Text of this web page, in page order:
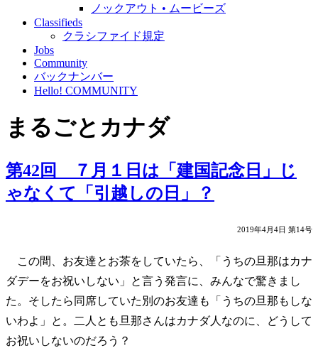
ノックアウト • ムービーズ
Classifieds
クラシファイド規定
Jobs
Community
バックナンバー
Hello! COMMUNITY
まるごとカナダ
第42回 ７月１日は「建国記念日」じ
ゃなくて「引越しの日」？
2019年4月4日 第14号
この間、お友達とお茶をしていたら、「うちの旦那はカナ
ダデーをお祝いしない」と言う発言に、みんなで驚きまし
た。そしたら同席していた別のお友達も「うちの旦那もしな
いわよ」と。二人とも旦那さんはカナダ人なのに、どうして
お祝いしないのだろう？